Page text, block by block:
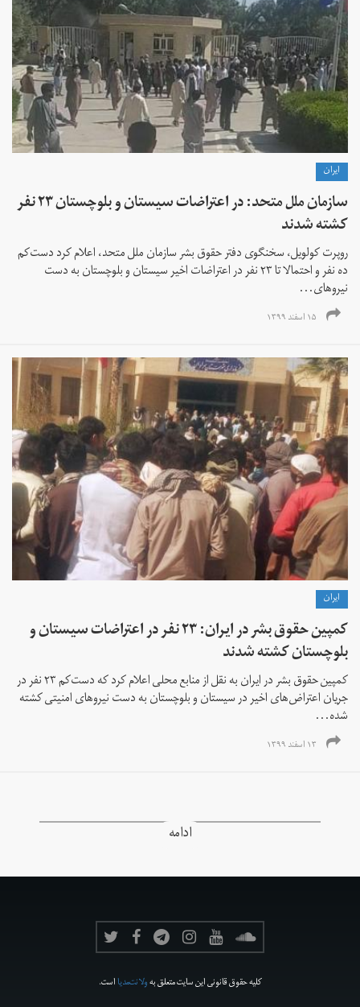
ايران
سازمان ملل متحد: در اعتراضات سیستان و بلوچستان ۲۳ نفر
کشته شدند
روپرت کولویل، سخنگوی دفتر حقوق بشر سازمان ملل متحد، اعلام کرد دست‌کم
ده نفر و احتمالا تا ۲۳ نفر در اعتراضات اخیر سیستان و بلوچستان به دست
نیروهای...
۱۵ اسفند ۱۳۹۹
ايران
کمپین حقوق بشر در ایران: ۲۳ نفر در اعتراضات سیستان و
بلوچستان کشته شدند
کمپین حقوق بشر در ایران به نقل از منابع محلی اعلام کرد که دست‌کم ۲۳ نفر در
جریان اعتراض‌های اخیر در سیستان و بلوچستان به دست نیروهای امنیتی کشته
شده‌...
۱۳ اسفند ۱۳۹۹
ادامه
کلیه حقوق قانونی این سایت متعلق بهولانت‌مدیااست.